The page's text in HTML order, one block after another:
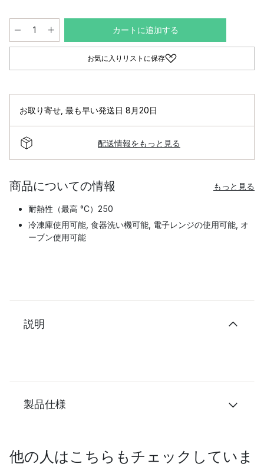
カートに追加する
お気に入りリストに保存
お取り寄せ 最も早い発送日 8月20日
配送情報をもっと見る
商品についての情報 もっと見る
耐熱性（最高 °C）250
冷凍庫使用可能, 食器洗い機可能, 電子レンジの使用可能, オ
ーブン使用可能
説明
製品仕様
他の人はこちらもチェックしていま